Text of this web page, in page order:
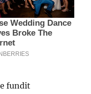
fundit